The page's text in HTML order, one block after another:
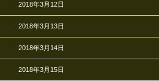
2018年3月12日
2018年3月13日
2018年3月14日
2018年3月15日